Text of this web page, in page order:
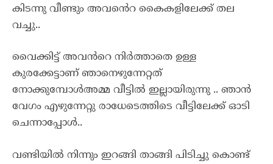
കിടന്നു വീണ്ടും അവൻെറ കൈകളിലേക്ക് തല
വച്ചു..
വൈക്കിട്ട് അവൻറെ നിർത്താതെ ഉള്ള
കുരക്കേട്ടാണ് ഞാനെഴുന്നേറ്റത്
നോക്കുമ്പോൾഅമ്മ വീട്ടിൽ ഇല്ലായിരുന്നു .. ഞാൻ
വേഗം എഴുന്നേറ്റു രാധേടെത്തിടെ വീട്ടിലേക്ക് ഓടി
ചെന്നാപ്പോൾ..
വണ്ടിയിൽ നിന്നും ഇറങ്ങി താങ്ങി പിടിച്ചു കൊണ്ട്